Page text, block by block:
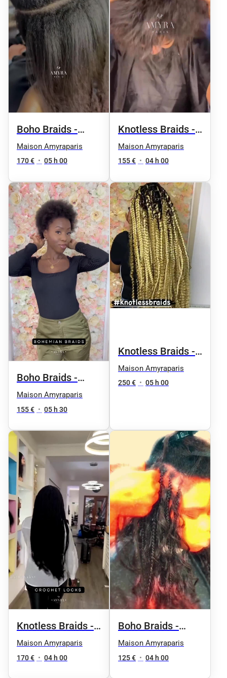
Boho Braids -
Taille 4 / millieu
du dos
Maison Amyraparis
170 € • 05 h 00
Knotless Braids -
Taille 4 / millieu
du dos
Maison Amyraparis
155 € • 04 h 00
Boho Braids -
Taille 3 / soutien-
gorge
Maison Amyraparis
155 € • 05 h 30
Knotless Braids -
Taille 8 / fesses
Maison Amyraparis
250 € • 05 h 00
Knotless Braids -
Taille 5 / taille
Maison Amyraparis
170 € • 04 h 00
Boho Braids -
Taille 2 /
omoplates
Maison Amyraparis
125 € • 04 h 00